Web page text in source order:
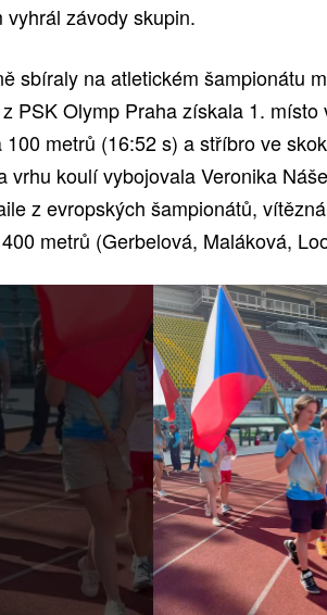
vyhrál závody skupin.
sbíraly na atletickém šampionátu
PSK Olymp Praha získala 1.
100 metrů (16:52 s) a stříbro ve
vrhu koulí vybojovala Veronika
z evropských šampionátů,
metrů (Gerbelová, Maláková,